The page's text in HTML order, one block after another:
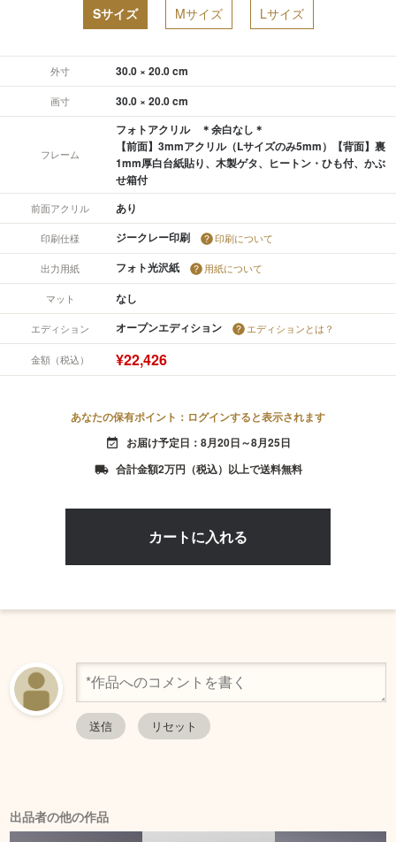
Sサイズ Mサイズ Lサイズ
外寸 30.0 × 20.0 cm
画寸 30.0 × 20.0 cm
フレーム
フォトアクリル ＊余白なし＊
【前面】3mmアクリル（Lサイズのみ5mm）【背面】裏
1mm厚白台紙貼り、木製ゲタ、ヒートン・ひも付、かぶ
せ箱付
前面アクリル あり
印刷仕様 ジークレー印刷 印刷について
出力用紙 フォト光沢紙 用紙について
マット なし
エディション オープンエディション エディションとは？
金額（税込） ¥22,426
あなたの保有ポイント：ログインすると表示されます
event_available お届け予定日：8月20日～8月25日
local_shipping 合計金額2万円（税込）以上で送料無料
出品者の他の作品